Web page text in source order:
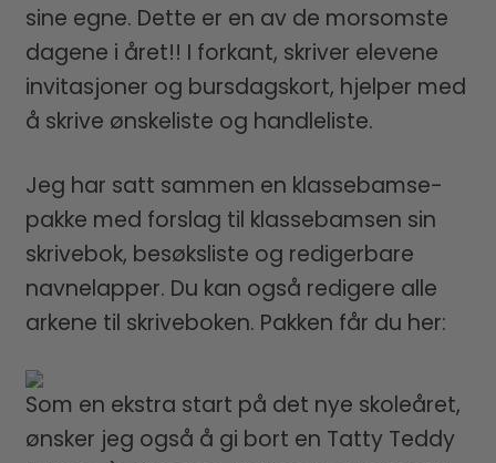
sine egne. Dette er en av de morsomste
dagene i året!! I forkant, skriver elevene
invitasjoner og bursdagskort, hjelper med
å skrive ønskeliste og handleliste.
Jeg har satt sammen en klassebamse-
pakke med forslag til klassebamsen sin
skrivebok, besøksliste og redigerbare
navnelapper. Du kan også redigere alle
arkene til skriveboken. Pakken får du her:
Som en ekstra start på det nye skoleåret,
ønsker jeg også å gi bort en Tatty Teddy